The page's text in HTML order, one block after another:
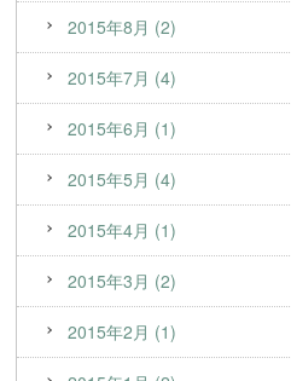
2015年8月 (2)
2015年7月 (4)
2015年6月 (1)
2015年5月 (4)
2015年4月 (1)
2015年3月 (2)
2015年2月 (1)